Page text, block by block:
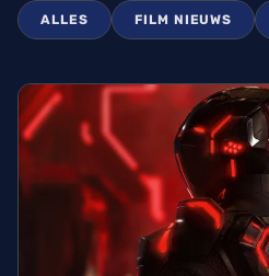
ALLES FILM NIEUWS